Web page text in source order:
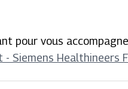
pour vous
Siemens Healthineers